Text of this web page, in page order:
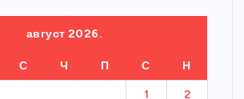
август 2026.
С Ч П С Н
1 2